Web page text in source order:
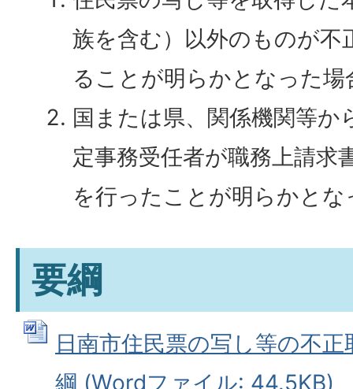
族を含む）以外のものが不
ることが明らかとなった場
国または県、関係機関等か
定事務受任者が職務上請求
を行ったことが明らかとな
要綱
日南市住民票の写し等の不
綱 (Wordファイル: 44.5KB)